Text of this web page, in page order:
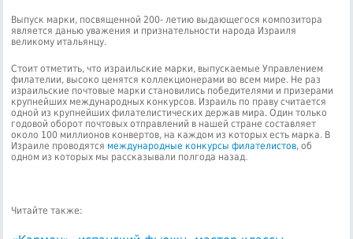
Выпуск марки, посвященной 200- летию выдающегося композитора
является данью уважения и признательности народа Израиля
великому итальянцу.
Стоит отметить, что израильские марки, выпускаемые Управлением
филателии, высоко ценятся коллекционерами во всем мире. Не раз
израильские почтовые марки становились победителями и призерами
крупнейших международных конкурсов. Израиль по праву считается
одной из крупнейших филателистических держав мира. Один только
годовой оборот почтовых отправлений в нашей стране составляет
около 100 миллионов конвертов, на каждом из которых есть марка. В
Израиле проводятся международные конкурсы филателистов, об
одном из которых мы рассказывали полгода назад.
Читайте также: